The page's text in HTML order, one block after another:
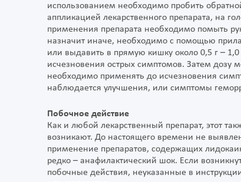
использованием необходимо пробить
аппликацией лекарственного препарата, на
применения препарата необходимо помыть
назначит иначе, необходимо с помощью
или выдавить в прямую кишку около 0,5 г –
исчезновения острых симптомов. Затем дозу
необходимо применять до исчезновения
наблюдается улучшения, или симптомы
Побочное действие
Как и любой лекарственный препарат, этот
возникают. До настоящего времени не
применение препаратов, содержащих
редко – анафилактический шок. Если
побочные действия, неуказанные в